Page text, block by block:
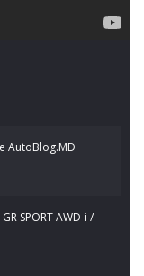
AutoBlog.MD
SPORT AWD-i /